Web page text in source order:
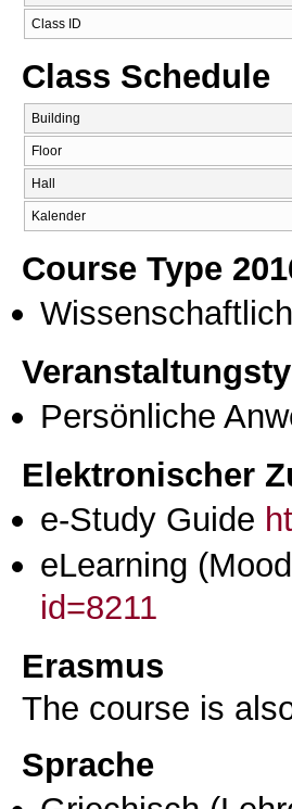
Class ID
Class Schedule
Building
Floor
Hall
Kalender
Course Type
Persönliche
Elektronischer
e-Study Guide
eLearning
id=8211
Erasmus
The course is
Sprache